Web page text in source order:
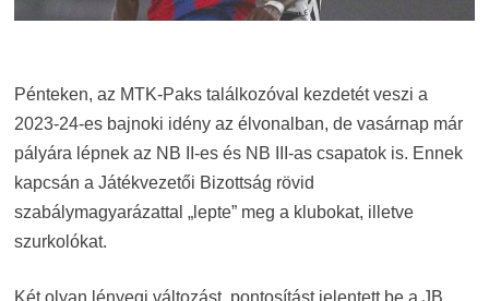
Pénteken, az MTK-Paks találkozóval kezdetét veszi a
2023-24-es bajnoki idény az élvonalban, de vasárnap már
pályára lépnek az NB II-es és NB III-as csapatok is. Ennek
kapcsán a Játékvezetői Bizottság rövid
szabálymagyarázattal „lepte” meg a klubokat, illetve
szurkolókat.
Két olyan lényegi változást, pontosítást jelentett be a JB,